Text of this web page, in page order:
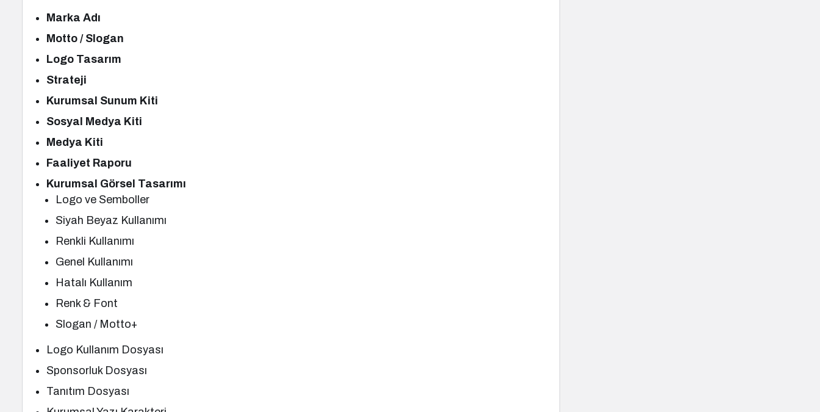
Marka Adı
Motto / Slogan
Logo Tasarım
Strateji
Kurumsal Sunum Kiti
Sosyal Medya Kiti
Medya Kiti
Faaliyet Raporu
Kurumsal Görsel Tasarımı
Logo ve Semboller
Siyah Beyaz Kullanımı
Renkli Kullanımı
Genel Kullanımı
Hatalı Kullanım
Renk & Font
Slogan / Motto+
Logo Kullanım Dosyası
Sponsorluk Dosyası
Tanıtım Dosyası